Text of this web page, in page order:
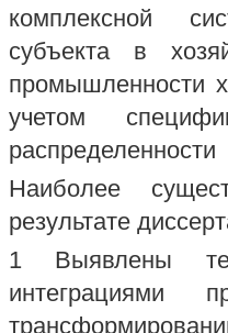
комплексной
субъекта в
промышленности
учетом
распределенности
Наиболее
результате
1 Выявлены